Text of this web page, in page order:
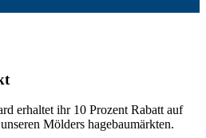
erhaltet ihr 10 Prozent Rabatt auf
Mölders hagebaumärkten.